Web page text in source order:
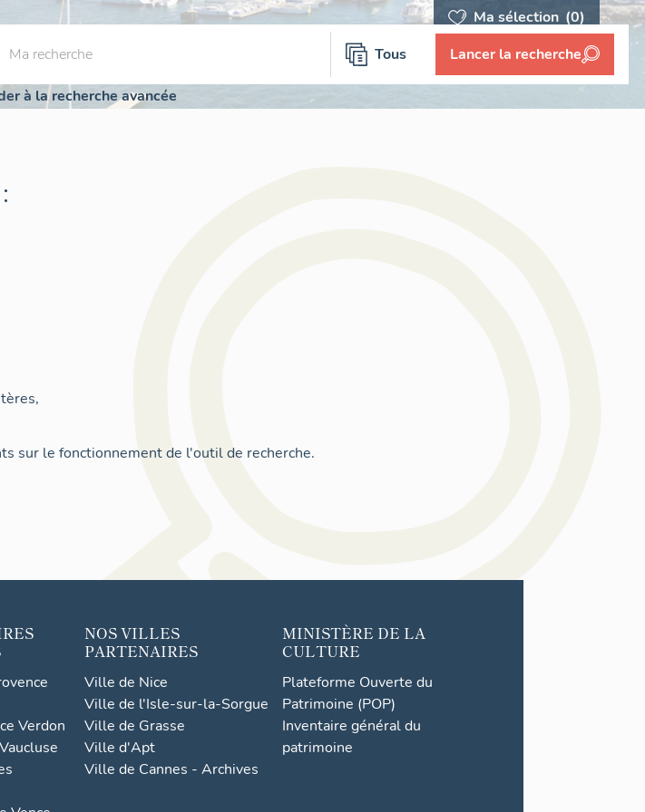
Ma sélection (0)
Tous Lancer la recherche
à la recherche avancée
sur le fonctionnement de l'outil de recherche.
Verdon
NOS VILLES
PARTENAIRES
Ville de Nice
Ville de l'Isle-sur-la-Sorgue
Ville de Grasse
Ville d'Apt
Ville de Cannes - Archives
MINISTÈRE DE LA
CULTURE
Plateforme Ouverte du
Patrimoine (POP)
Inventaire général du
patrimoine